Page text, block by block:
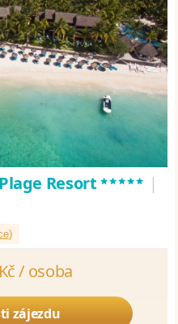
Resort***** |
)
Kč / osoba
zájezdu